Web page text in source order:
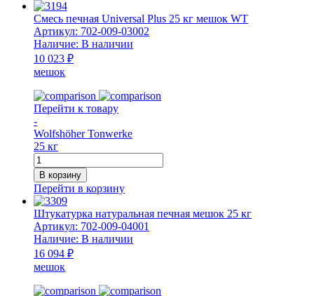
Смесь печная Universal Plus 25 кг мешок WT
Артикул: 702-009-03002
Наличие: В наличии
10 023 ₽
мешок
Перейти к товару
-
Wolfshöher Tonwerke
25 кг
Количество
товара
Смесь
печная
Universal
Plus
25
кг
мешок
WT
В корзину
Перейти в корзину
Штукатурка натуральная печная мешок 25 кг
Артикул: 702-009-04001
Наличие: В наличии
16 094 ₽
мешок